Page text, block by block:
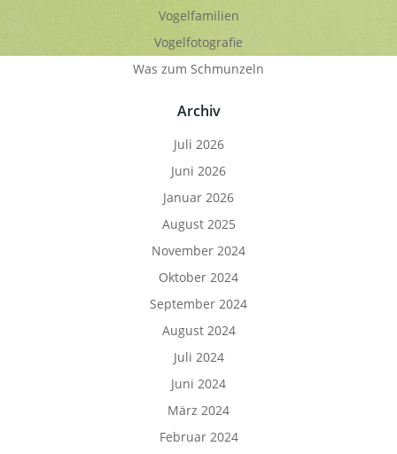
Vogelfamilien
Vogelfotografie
Was zum Schmunzeln
Archiv
Juli 2026
Juni 2026
Januar 2026
August 2025
November 2024
Oktober 2024
September 2024
August 2024
Juli 2024
Juni 2024
März 2024
Februar 2024